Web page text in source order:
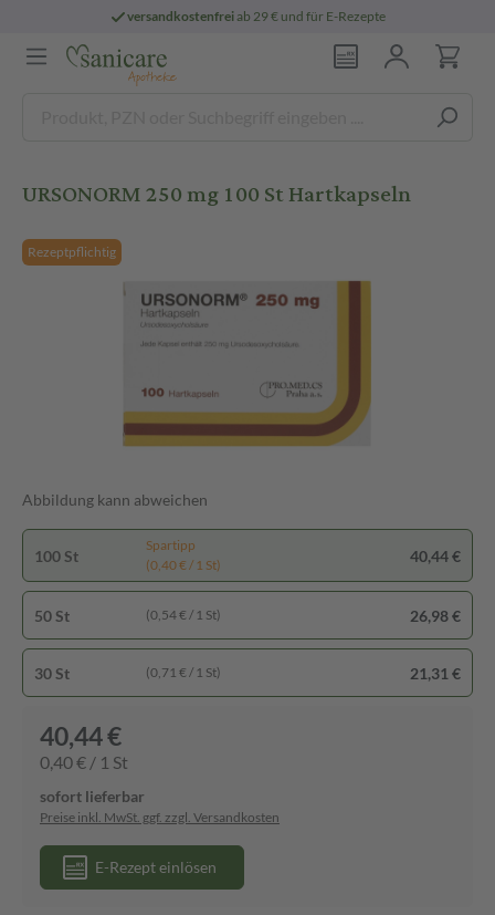
versandkostenfreiab 29 € und für E-Rezepte
URSONORM 250 mg 100 St Hartkapseln
Rezeptpflichtig
Abbildung kann abweichen
100 St
Spartipp
(0,40 € / 1 St)
40,44 €
50 St (0,54 € / 1 St) 26,98 €
30 St (0,71 € / 1 St) 21,31 €
40,44 €
0,40 € / 1 St
sofort lieferbar
Preise inkl. MwSt. ggf. zzgl. Versandkosten
E-Rezept einlösen